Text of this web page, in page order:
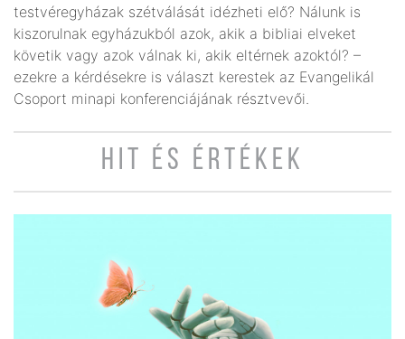
testvéregyházak szétválását idézheti elő? Nálunk is
kiszorulnak egyházukból azok, akik a bibliai elveket
követik vagy azok válnak ki, akik eltérnek azoktól? –
ezekre a kérdésekre is választ kerestek az Evangelikál
Csoport minapi konferenciájának résztvevői.
HIT ÉS ÉRTÉKEK